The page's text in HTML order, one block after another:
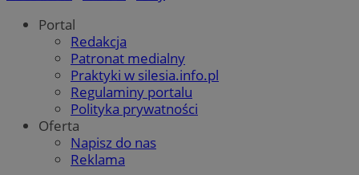
Portal
Redakcja
Patronat medialny
Praktyki w silesia.info.pl
Regulaminy portalu
Polityka prywatności
Oferta
Napisz do nas
Reklama